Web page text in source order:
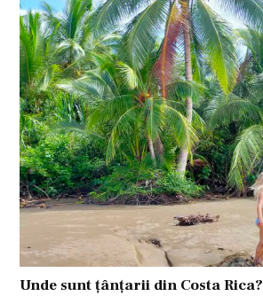
Unde sunt țânțarii din Costa Rica?